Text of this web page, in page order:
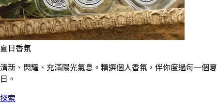
夏日香氛
清新、閃耀、充滿陽光氣息。精選個人香氛，伴你度過每一個夏
日。
探索